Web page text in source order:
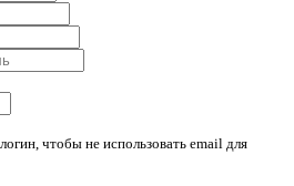
чтобы не использовать email для